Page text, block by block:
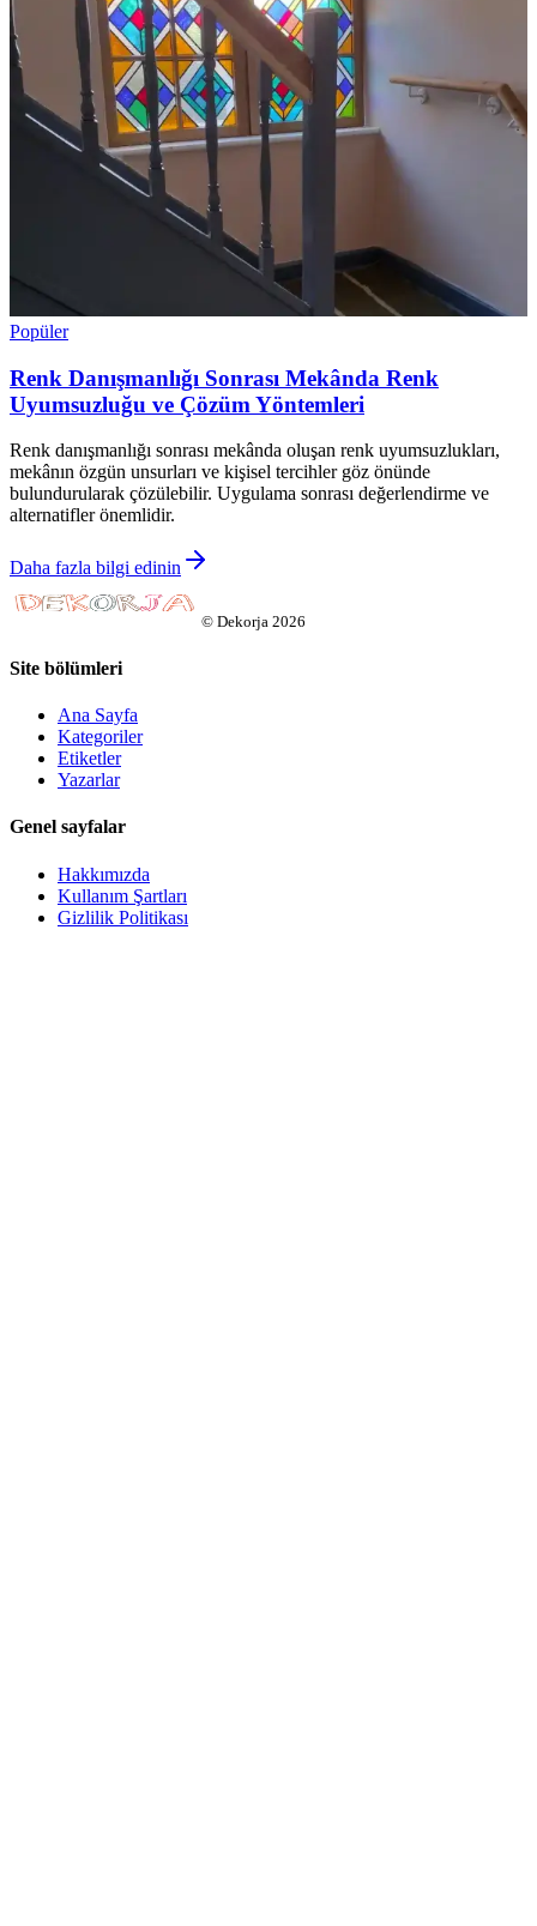
Popüler
Renk Danışmanlığı Sonrası Mekânda Renk
Uyumsuzluğu ve Çözüm Yöntemleri
Renk danışmanlığı sonrası mekânda oluşan renk uyumsuzlukları,
mekânın özgün unsurları ve kişisel tercihler göz önünde
bulundurularak çözülebilir. Uygulama sonrası değerlendirme ve
alternatifler önemlidir.
Daha fazla bilgi edinin
© Dekorja 2026
Site bölümleri
Ana Sayfa
Kategoriler
Etiketler
Yazarlar
Genel sayfalar
Hakkımızda
Kullanım Şartları
Gizlilik Politikası